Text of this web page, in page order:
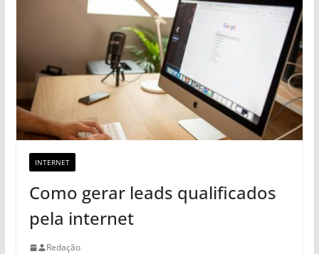
INTERNET
Como gerar leads qualificados
pela internet
Redação